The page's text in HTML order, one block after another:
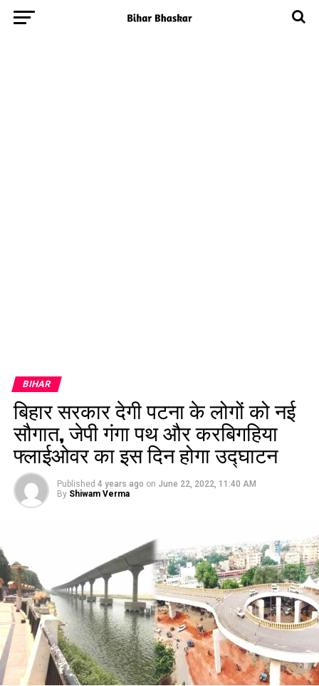
BIHAR
बिहार सरकार देगी पटना के लोगों को नई
सौगात, जेपी गंगा पथ और करबिगहिया
फ्लाईओवर का इस दिन होगा उद्घाटन
Published 4 years ago on June 22, 2022, 11:40 AM
By Shiwam Verma